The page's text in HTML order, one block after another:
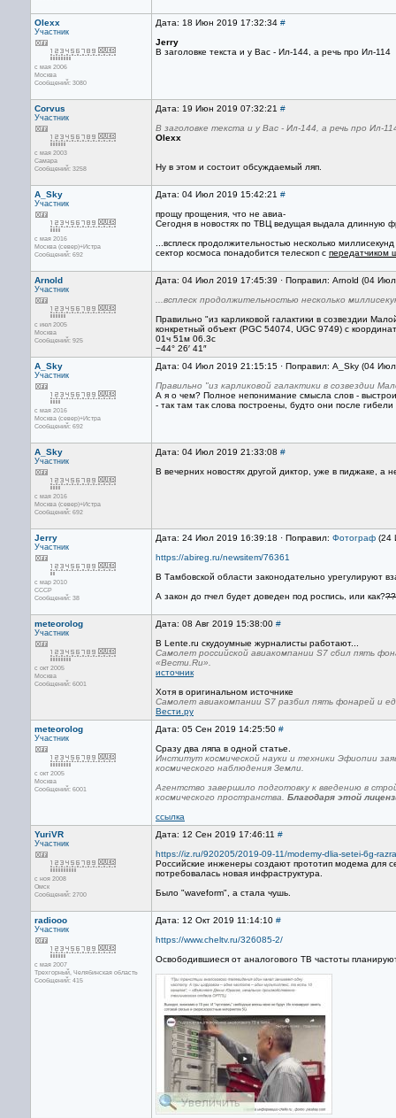
Olexx
Участник
с мая 2006
Москва
Сообщений: 3080
Дата: 18 Июн 2019 17:32:34 #
Jerry
В заголовке текста и у Вас - Ил-144, а речь про Ил-114
Corvus
Участник
с мая 2003
Самара
Сообщений: 3258
Дата: 19 Июн 2019 07:32:21 #
В заголовке текста и у Вас - Ил-144, а речь про Ил-
Olexx
Ну в этом и состоит обсуждаемый ляп.
A_Sky
Участник
с мая 2016
Москва (север)+Истра
Сообщений: 692
Дата: 04 Июл 2019 15:42:21 #
прощу прощения, что не авиа-
Сегодня в новостях по ТВЦ ведущая выдала длинную
...всплеск продолжительностью несколько
сектор космоса понадобится телескоп с передатчиком
Arnold
Участник
с июл 2005
Москва
Сообщений: 925
Дата: 04 Июл 2019 17:45:39 · Поправил: Arnold (04
...всплеск продолжительностью несколько
Правильно "из карликовой галактики в созвездии
конкретный объект (PGC 54074, UGC 9749) с
01ч 51м 06.3с
−44° 26′ 41″
A_Sky
Участник
с мая 2016
Москва (север)+Истра
Сообщений: 692
Дата: 04 Июл 2019 21:15:15 · Поправил: A_Sky (04
Правильно "из карликовой галактики в созвездии
А я о чем? Полное непонимание смысла слов -
- так там так слова построены, будто они после
A_Sky
Участник
с мая 2016
Москва (север)+Истра
Сообщений: 692
Дата: 04 Июл 2019 21:33:08 #
В вечерних новостях другой диктор, уже в пиджаке, а
Jerry
Участник
с мар 2010
CCCP
Сообщений: 38
Дата: 24 Июл 2019 16:39:18 · Поправил: Фотограф (24
https://abireg.ru/newsitem/76361
В Тамбовской области законодательно урегулируют
А закон до пчел будет доведен под роспись, или как?
meteorolog
Участник
с окт 2005
Москва
Сообщений: 6001
Дата: 08 Авг 2019 15:38:00 #
В Lente.ru скудоумные журналисты работают...
Самолет российской авиакомпании S7 сбил пять
«Вести.Ru».
источник
Хотя в оригинальном источнике
Самолет авиакомпании S7 разбил пять фонарей и
Вести.ру
meteorolog
Участник
с окт 2005
Москва
Сообщений: 6001
Дата: 05 Сен 2019 14:25:50 #
Сразу два ляпа в одной статье.
Институт космической науки и техники Эфиопии
космического наблюдения Земли.
Агентство завершило подготовку к введению в
космического пространства. Благодаря этой
ссылка
YuriVR
Участник
с ноя 2008
Омск
Сообщений: 2700
Дата: 12 Сен 2019 17:46:11 #
https://iz.ru/920205/2019-09-11/modemy-dlia-setei-6g-
Российские инженеры создают прототип модема для
потребовалась новая инфраструктура.
Было "waveform", а стала чушь.
radiooo
Участник
с мая 2007
Трехгорный, Челябинская область
Сообщений: 415
Дата: 12 Окт 2019 11:14:10 #
https://www.cheltv.ru/326085-2/
Освободившиеся от аналогового ТВ частоты